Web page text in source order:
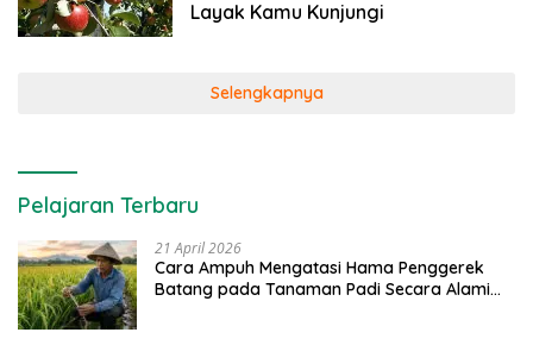
Layak Kamu Kunjungi
Selengkapnya
Pelajaran Terbaru
21 April 2026
Cara Ampuh Mengatasi Hama Penggerek
Batang pada Tanaman Padi Secara Alami